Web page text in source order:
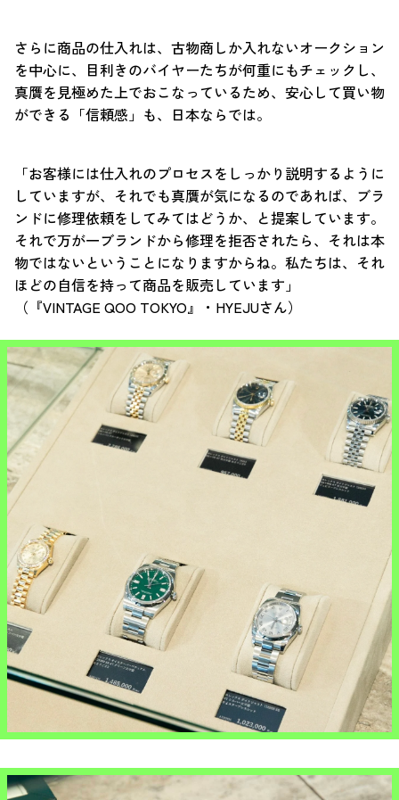
さらに商品の仕入れは、古物商しか入れないオークション
を中心に、目利きのバイヤーたちが何重にもチェックし、
真贋を見極めた上でおこなっているため、安心して買い物
ができる「信頼感」も、日本ならでは。
「お客様には仕入れのプロセスをしっかり説明するように
していますが、それでも真贋が気になるのであれば、ブラ
ンドに修理依頼をしてみてはどうか、と提案しています。
それで万が一ブランドから修理を拒否されたら、それは本
物ではないということになりますからね。私たちは、それ
ほどの自信を持って商品を販売しています」
（『VINTAGE QOO TOKYO』・HYEJUさん）